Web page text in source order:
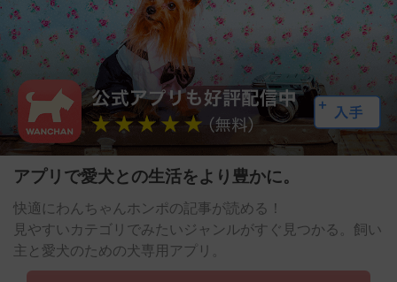
アプリで愛犬との生活をより豊かに。
快適にわんちゃんホンポの記事が読める！
見やすいカテゴリでみたいジャンルがすぐ見つかる。飼い
主と愛犬のための犬専用アプリ。